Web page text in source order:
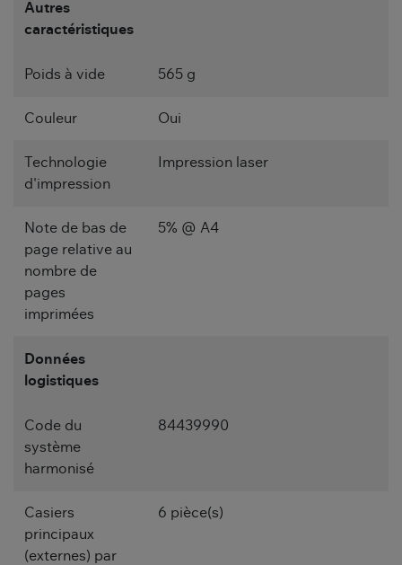
Autres
caractéristiques
Poids à vide 565 g
Couleur Oui
Technologie
d'impression
Impression laser
Note de bas de
page relative au
nombre de
pages
imprimées
5% @ A4
Données
logistiques
Code du
système
harmonisé
84439990
Casiers
principaux
(externes) par
6 pièce(s)